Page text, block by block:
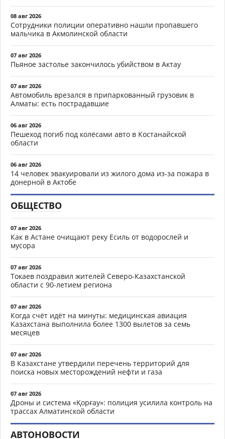
08 авг 2026
Сотрудники полиции оперативно нашли пропавшего
мальчика в Акмолинской области
07 авг 2026
Пьяное застолье закончилось убийством в Актау
07 авг 2026
Автомобиль врезался в припаркованный грузовик в
Алматы: есть пострадавшие
06 авг 2026
Пешеход погиб под колёсами авто в Костанайской
области
06 авг 2026
14 человек эвакуировали из жилого дома из-за пожара в
донерной в Актобе
ОБЩЕСТВО
07 авг 2026
Как в Астане очищают реку Есиль от водорослей и
мусора
07 авг 2026
Токаев поздравил жителей Северо-Казахстанской
области с 90-летием региона
07 авг 2026
Когда счёт идёт на минуты: медицинская авиация
Казахстана выполнила более 1300 вылетов за семь
месяцев
07 авг 2026
В Казахстане утвердили перечень территорий для
поиска новых месторождений нефти и газа
07 авг 2026
Дроны и система «Қорғау»: полиция усилила контроль на
трассах Алматинской области
АВТОНОВОСТИ